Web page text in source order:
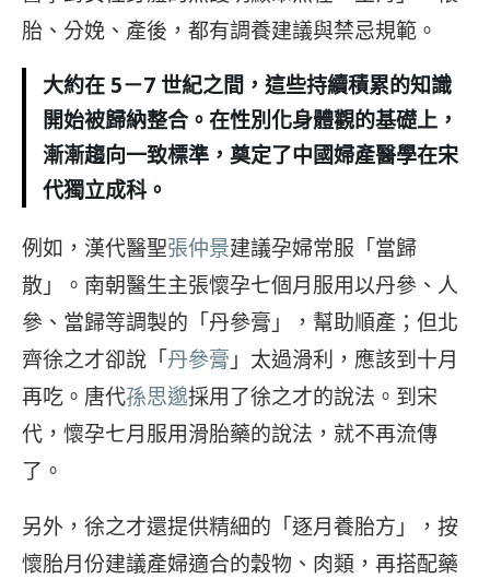
胎、分娩、產後，都有調養建議與禁忌規範。
大約在 5－7 世紀之間，這些持續積累的知識
開始被歸納整合。在性別化身體觀的基礎上，
漸漸趨向一致標準，奠定了中國婦產醫學在宋
代獨立成科。
例如，漢代醫聖張仲景建議孕婦常服「當歸
散」。南朝醫生主張懷孕七個月服用以丹參、人
參、當歸等調製的「丹參膏」，幫助順產；但北
齊徐之才卻說「丹參膏 」太過滑利，應該到十月
再吃。唐代孫思邈採用了徐之才的說法。到宋
代，懷孕七月服用滑胎藥的說法，就不再流傳
了。
另外，徐之才還提供精細的「逐月養胎方」，按
懷胎月份建議產婦適合的穀物、肉類，再搭配藥